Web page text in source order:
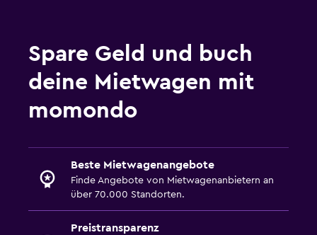
Spare Geld und buch
deine Mietwagen mit
momondo
Beste Mietwagenangebote
Finde Angebote von Mietwagenanbietern an
über 70.000 Standorten.
Preistransparenz